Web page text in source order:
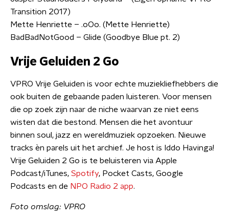
Transition 2017)
Mette Henriette – .oOo. (Mette Henriette)
BadBadNotGood – Glide (Goodbye Blue pt. 2)
Vrije Geluiden 2 Go
VPRO Vrije Geluiden is voor echte muziekliefhebbers die
ook buiten de gebaande paden luisteren. Voor mensen
die op zoek zijn naar de niche waarvan ze niet eens
wisten dat die bestond. Mensen die het avontuur
binnen soul, jazz en wereldmuziek opzoeken. Nieuwe
tracks èn parels uit het archief. Je host is Iddo Havinga!
Vrije Geluiden 2 Go is te beluisteren via Apple
Podcast/iTunes, Spotify, Pocket Casts, Google
Podcasts en de NPO Radio 2 app.
Foto omslag: VPRO